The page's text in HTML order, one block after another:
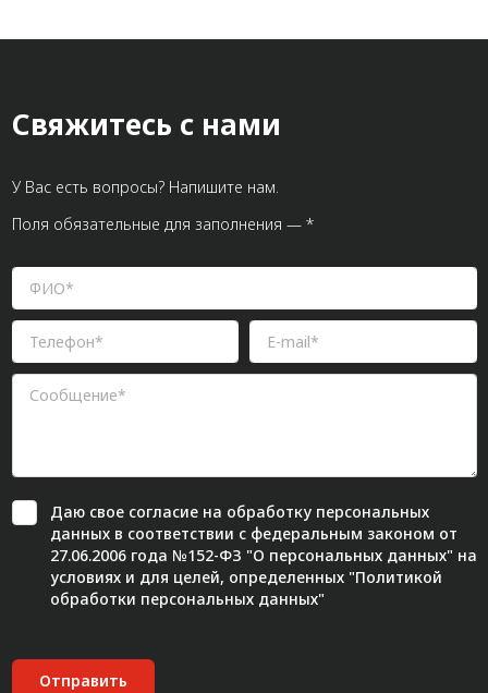
Свяжитесь с нами
У Вас есть вопросы? Напишите нам.
Поля обязательные для заполнения — *
Даю свое согласиена обработку персональных
данных в соответствии с федеральным законом от
27.06.2006 года №152-ФЗ "О персональных данных" на
условиях и для целей, определенных "Политикой
обработки персональных данных"
Отправить